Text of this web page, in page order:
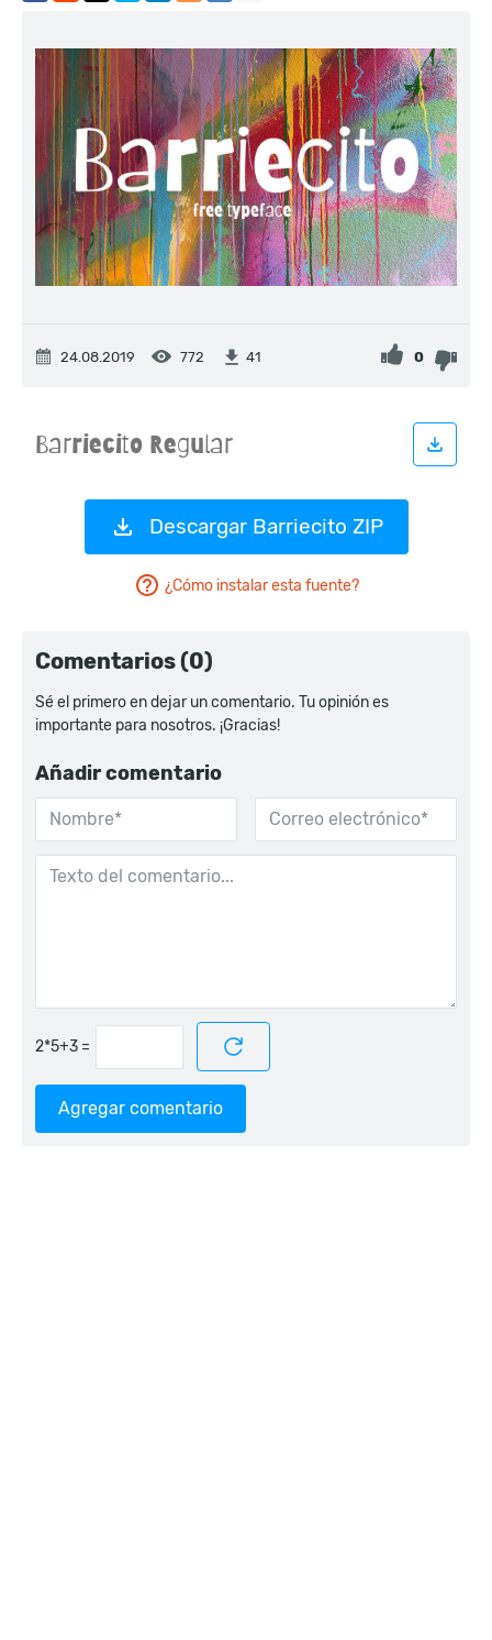
24.08.2019 772 41 0
Descargar Barriecito ZIP
¿Cómo instalar esta fuente?
Comentarios (0)
Sé el primero en dejar un comentario. Tu opinión es
importante para nosotros. ¡Gracias!
Añadir comentario
=
Agregar comentario